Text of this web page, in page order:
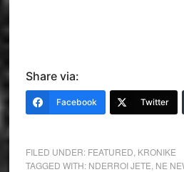
Share via:
Facebook Twitter
FILED UNDER: FEATURED KRONIKE
TAGGED WITH: NDERROI JETE NE